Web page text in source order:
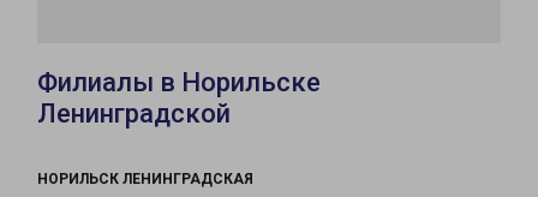
Филиалы в Норильске
Ленинградской
НОРИЛЬСК ЛЕНИНГРАДСКАЯ